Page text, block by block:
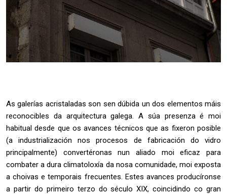
As galerías acristaladas son sen dúbida un dos elementos máis
reconocibles da arquitectura galega. A súa presenza é moi
habitual desde que os avances técnicos que as fixeron posible
(a industrialización nos procesos de fabricación do vidro
principalmente) convertéronas nun aliado moi eficaz para
combater a dura climatoloxía da nosa comunidade, moi exposta
a choivas e temporais frecuentes. Estes avances producíronse
a partir do primeiro terzo do século XIX, coincidindo co gran